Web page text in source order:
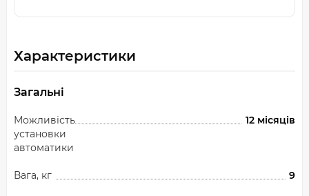
Характеристики
Загальні
Можливість
установки
автоматики
12 місяців
Вага, кг 9